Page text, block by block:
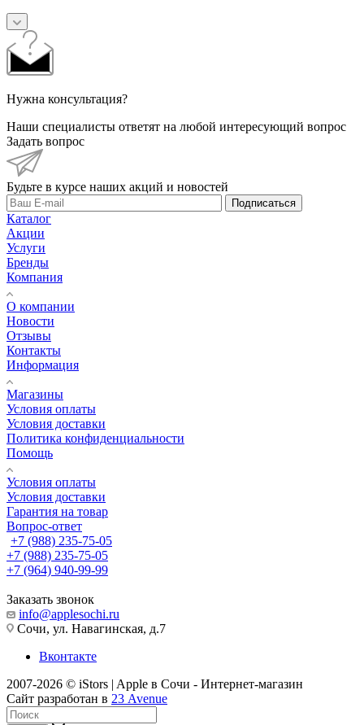
Нужна консультация?
Наши специалисты ответят на любой интересующий вопрос
Задать вопрос
Будьте в курсе наших акций и новостей
Подписаться
Каталог
Акции
Услуги
Бренды
Компания
О компании
Новости
Отзывы
Контакты
Информация
Магазины
Условия оплаты
Условия доставки
Политика конфиденциальности
Помощь
Условия оплаты
Условия доставки
Гарантия на товар
Вопрос-ответ
+7 (988) 235-75-05
+7 (988) 235-75-05
+7 (964) 940-99-99
Заказать звонок
info@applesochi.ru
Сочи, ул. Навагинская, д.7
Вконтакте
2007-2026 © iStors | Apple в Сочи - Интернет-магазин
Сайт разработан в 23 Avenue